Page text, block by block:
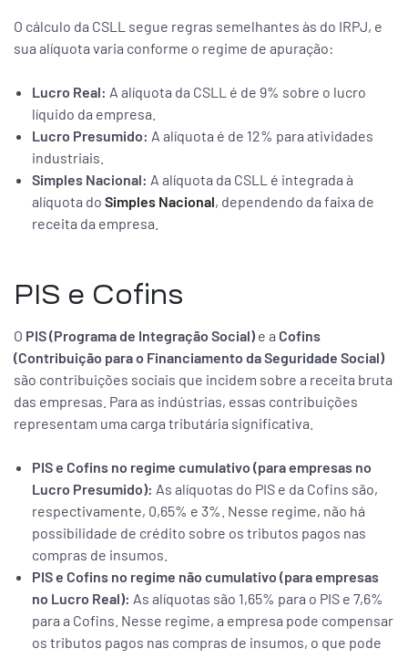
O cálculo da CSLL segue regras semelhantes às do IRPJ, e
sua alíquota varia conforme o regime de apuração:
Lucro Real: A alíquota da CSLL é de 9% sobre o lucro
líquido da empresa.
Lucro Presumido: A alíquota é de 12% para atividades
industriais.
Simples Nacional: A alíquota da CSLL é integrada à
alíquota do Simples Nacional, dependendo da faixa de
receita da empresa.
PIS e Cofins
O PIS (Programa de Integração Social) e a Cofins
(Contribuição para o Financiamento da Seguridade Social)
são contribuições sociais que incidem sobre a receita bruta
das empresas. Para as indústrias, essas contribuições
representam uma carga tributária significativa.
PIS e Cofins no regime cumulativo (para empresas no
Lucro Presumido): As alíquotas do PIS e da Cofins são,
respectivamente, 0,65% e 3%. Nesse regime, não há
possibilidade de crédito sobre os tributos pagos nas
compras de insumos.
PIS e Cofins no regime não cumulativo (para empresas
no Lucro Real): As alíquotas são 1,65% para o PIS e 7,6%
para a Cofins. Nesse regime, a empresa pode compensar
os tributos pagos nas compras de insumos, o que pode